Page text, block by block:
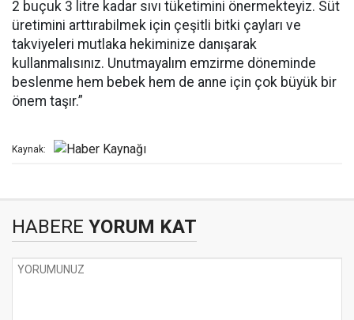
2 buçuk 3 litre kadar sıvı tüketimini önermekteyiz. Süt
üretimini arttırabilmek için çeşitli bitki çayları ve
takviyeleri mutlaka hekiminize danışarak
kullanmalısınız. Unutmayalım emzirme döneminde
beslenme hem bebek hem de anne için çok büyük bir
önem taşır.”
Kaynak:
HABERE YORUM KAT